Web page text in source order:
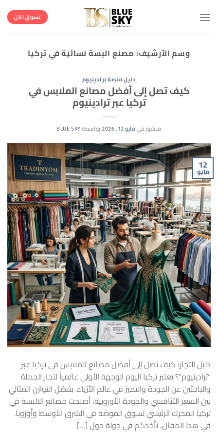
للمحتوى
تسوق الآن
وسم الآرشيف: مصنع البسة نسائية في تركيا
دليل منصة ترادينيوم
كيف تصل إلى أفضل مصانع الملابس في
تركيا عبر ترادينيوم
منشور فيمايو 12, 2026 بواسطةBLUE SKY
12
مايو
دليل التجار: كيف تصل إلى أفضل مصانع الملابس في تركيا عبر
“ترادينيوم”؟ تعتبر تركيا اليوم الوجهة الأولى عالمياً لتجار الجملة
والباحثين عن الجودة والتميز في عالم الأزياء. بفضل التوازن المثالي
بين السعر التنافسي والجودة الأوروبية، أصبحت مصانع الالبسة في
تركيا المحرك الرئيسي لسوق الموضة في الشرق الأوسط وأوروبا.
في هذا المقال، نأخذكم في جولة حول […]